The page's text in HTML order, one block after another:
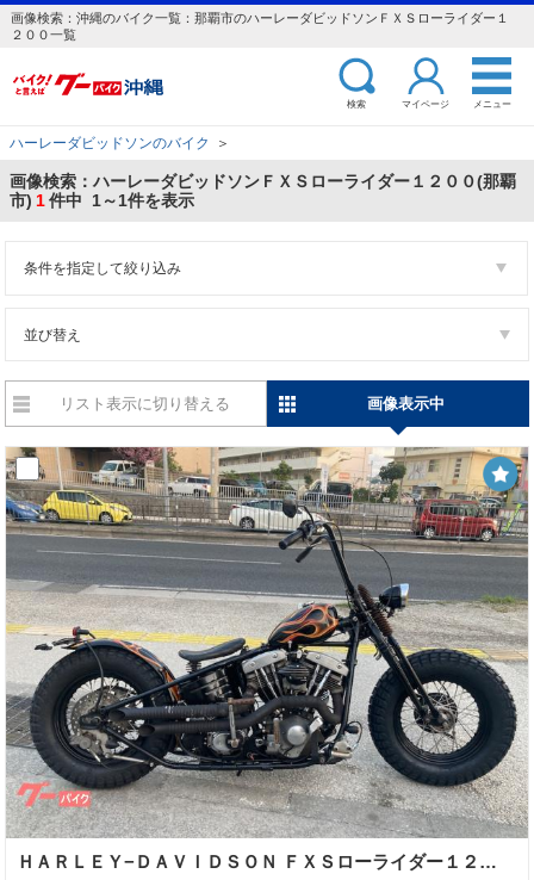
画像検索：沖縄のバイク一覧：那覇市のハーレーダビッドソンＦＸＳローライダー１
２００一覧
検索 マイページ メニュー
ハーレーダビッドソンのバイク ＞
画像検索：ハーレーダビッドソンＦＸＳローライダー１２００(那覇
市) 1件中 1～1件を表示
条件を指定して絞り込み
並び替え
リスト表示に切り替える 画像表示中
ＨＡＲＬＥＹ−ＤＡＶＩＤＳＯＮ ＦＸＳローライダー１２００